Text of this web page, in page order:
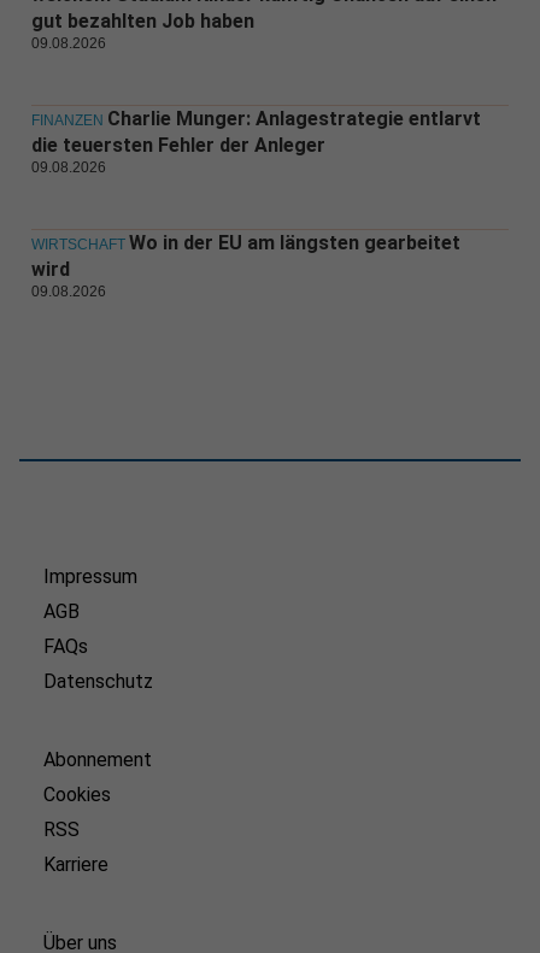
gut bezahlten Job haben
09.08.2026
FINANZEN Charlie Munger: Anlagestrategie entlarvt
die teuersten Fehler der Anleger
09.08.2026
WIRTSCHAFT Wo in der EU am längsten gearbeitet
wird
09.08.2026
Impressum
AGB
FAQs
Datenschutz
Abonnement
Cookies
RSS
Karriere
Über uns